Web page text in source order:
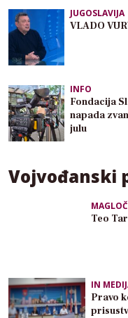
JUGOSLAVIJA
VLADO
INFO
Fondacija
napada
julu
Vojvođanski
Teo
IN
Pravo